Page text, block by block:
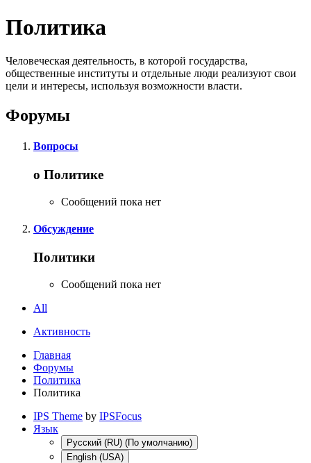
Политика
Человеческая деятельность, в которой государства,
общественные институты и отдельные люди реализуют свои
цели и интересы, используя возможности власти.
Форумы
Вопросы
о Политике
Сообщений пока нет
Обсуждение
Политики
Сообщений пока нет
All
Активность
Главная
Форумы
Политика
Политика
IPS Theme by IPSFocus
Язык
Русский (RU) (По умолчанию)
English (USA)